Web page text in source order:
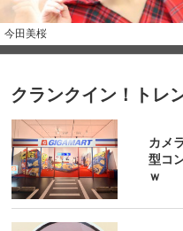
今田美桜
クランクイン！ト
カメ
型コ
ｗ